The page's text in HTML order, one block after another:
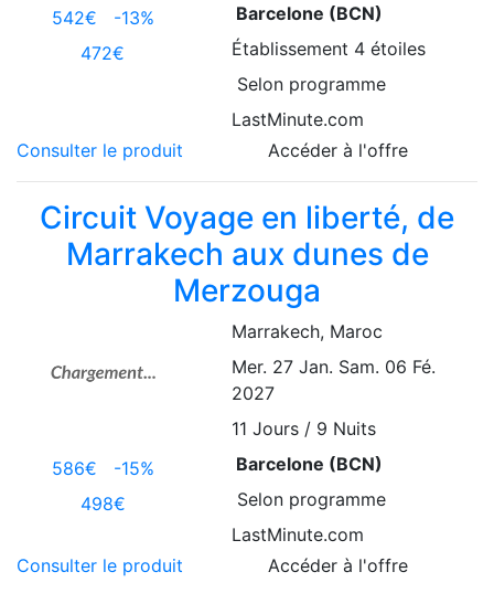
542€ -13%
472€
Barcelone (BCN)
Établissement 4 étoiles
Selon programme
LastMinute.com
Consulter le produit
Accéder à l'offre
Circuit Voyage en liberté, de
Marrakech aux dunes de
Merzouga
586€ -15%
498€
Marrakech, Maroc
Mer. 27 Jan. Sam. 06 Fé.
2027
11 Jours / 9 Nuits
Barcelone (BCN)
Selon programme
LastMinute.com
Consulter le produit
Accéder à l'offre